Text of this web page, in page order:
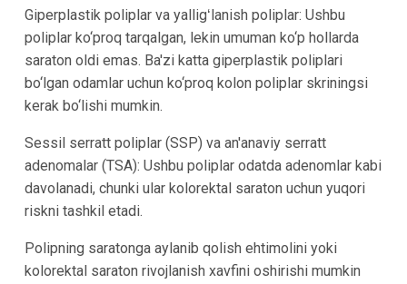
Giperplastik poliplar va yalligʻlanish poliplar: Ushbu
poliplar ko‘proq tarqalgan, lekin umuman ko‘p hollarda
saraton oldi emas. Ba'zi katta giperplastik poliplari
bo‘lgan odamlar uchun ko‘proq kolon poliplar skriningsi
kerak bo‘lishi mumkin.
Sessil serratt poliplar (SSP) va an'anaviy serratt
adenomalar (TSA): Ushbu poliplar odatda adenomlar kabi
davolanadi, chunki ular kolorektal saraton uchun yuqori
riskni tashkil etadi.
Polipning saratonga aylanib qolish ehtimolini yoki
kolorektal saraton rivojlanish xavfini oshirishi mumkin